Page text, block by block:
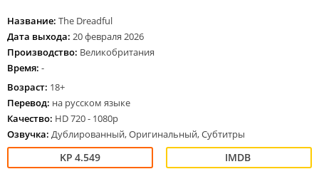
Название: The Dreadful
Дата выхода: 20 февраля 2026
Производство: Великобритания
Время: -
Возраст: 18+
Перевод: на русском языке
Качество: HD 720 - 1080p
Озвучка: Дублированный, Оригинальный, Субтитры
4.549